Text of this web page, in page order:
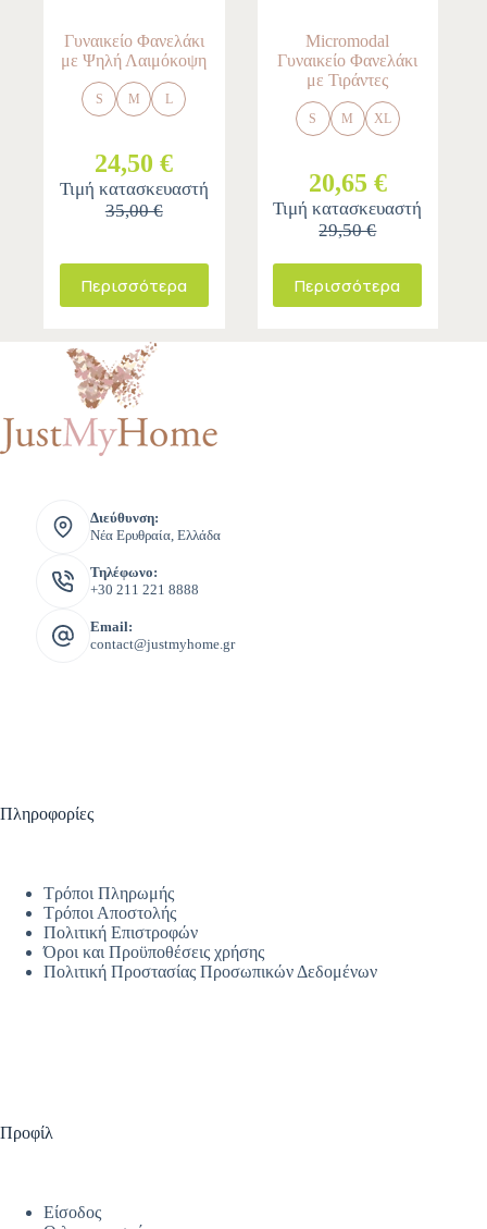
Γυναικείο Φανελάκι
με Ψηλή Λαιμόκοψη
S M L
24,50 €
Τιμή κατασκευαστή
35,00 €
Περισσότερα
Micromodal
Γυναικείο Φανελάκι
με Τιράντες
S M XL
20,65 €
Τιμή κατασκευαστή
29,50 €
Περισσότερα
Διεύθυνση:
Νέα Ερυθραία, Ελλάδα
Τηλέφωνο:
+30 211 221 8888
Email:
contact@justmyhome.gr
Πληροφορίες
Τρόποι Πληρωμής
Τρόποι Αποστολής
Πολιτική Επιστροφών
Όροι και Προϋποθέσεις χρήσης
Πολιτική Προστασίας Προσωπικών Δεδομένων
Προφίλ
Είσοδος